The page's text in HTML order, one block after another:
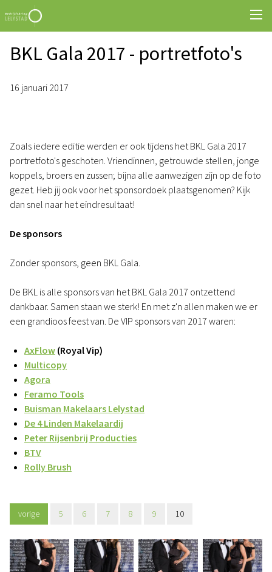
BKL Gala 2017 - portretfoto's
16 januari 2017
Zoals iedere editie werden er ook tijdens het BKL Gala 2017
portretfoto's geschoten. Vriendinnen, getrouwde stellen, jonge
koppels, broers en zussen; bijna alle aanwezigen zijn op de foto
gezet. Heb jij ook voor het sponsordoek plaatsgenomen? Kijk
dan snel naar het eindresultaat!
De sponsors
Zonder sponsors, geen BKL Gala.
De BKL is alle sponsors van het BKL Gala 2017 ontzettend
dankbaar. Samen staan we sterk! En met z'n allen maken we er
een grandioos feest van. De VIP sponsors van 2017 waren:
AxFlow (Royal Vip)
Multicopy
Agora
Feramo Tools
Buisman Makelaars Lelystad
De 4 Linden Makelaardij
Peter Rijsenbrij Producties
BTV
Rolly Brush
vorige 5 6 7 8 9 10